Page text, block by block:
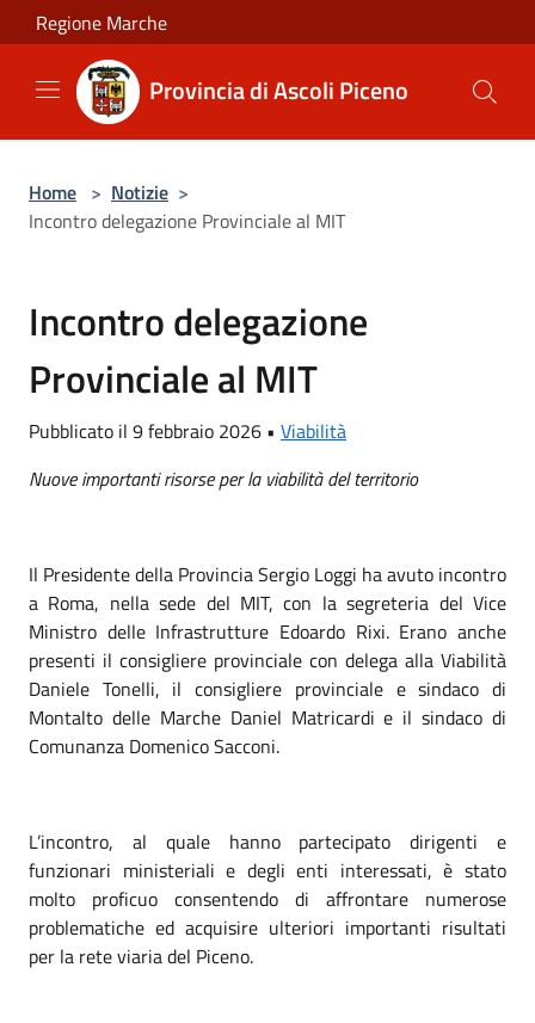
Salta al contenuto principale
Regione Marche
Provincia di Ascoli Piceno
Home > Notizie >
Incontro delegazione Provinciale al MIT
Incontro delegazione
Provinciale al MIT
Pubblicato il 9 febbraio 2026 • Viabilità
Nuove importanti risorse per la viabilità del territorio
Il Presidente della Provincia Sergio Loggi ha avuto incontro
a Roma, nella sede del MIT, con la segreteria del Vice
Ministro delle Infrastrutture Edoardo Rixi. Erano anche
presenti il consigliere provinciale con delega alla Viabilità
Daniele Tonelli, il consigliere provinciale e sindaco di
Montalto delle Marche Daniel Matricardi e il sindaco di
Comunanza Domenico Sacconi.
L’incontro, al quale hanno partecipato dirigenti e
funzionari ministeriali e degli enti interessati, è stato
molto proficuo consentendo di affrontare numerose
problematiche ed acquisire ulteriori importanti risultati
per la rete viaria del Piceno.